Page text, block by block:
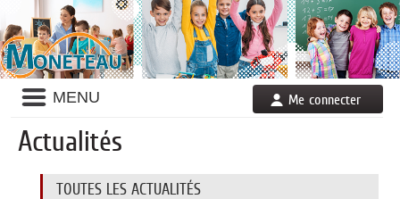
Liste
des
MENU Me connecter
Actualités
TOUTES LES ACTUALITÉS